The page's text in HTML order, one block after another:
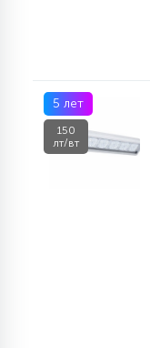
5 лет
150
лт/вт